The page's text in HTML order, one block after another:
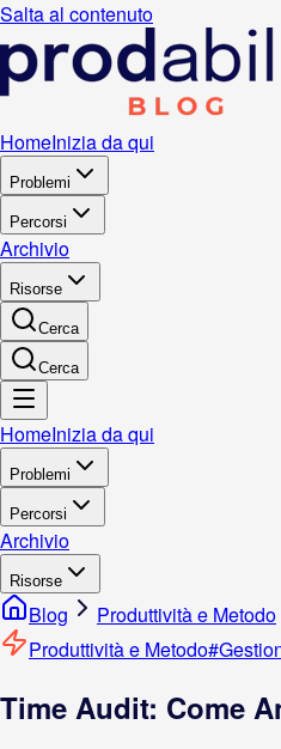
Salta al contenuto
HomeInizia da qui
Problemi
Percorsi
Archivio
Risorse
Cerca
Cerca
HomeInizia da qui
Problemi
Percorsi
Archivio
Risorse
Blog Produttività e Metodo
Produttività e Metodo#
Time Audit: Come